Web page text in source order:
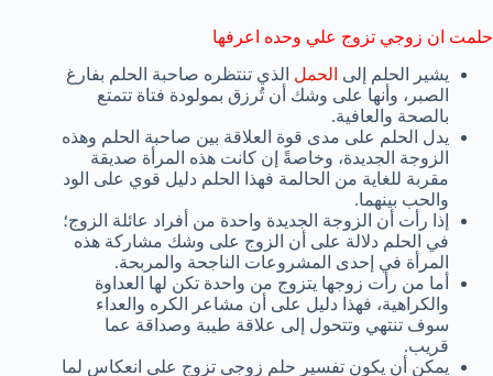
حلمت ان زوجي تزوج علي وحده اعرفها
يشير الحلم إلى الحمل الذي تنتظره صاحبة الحلم بفارغ
الصبر، وأنها على وشك أن تُرزق بمولودة فتاة تتمتع
بالصحة والعافية.
يدل الحلم على مدى قوة العلاقة بين صاحبة الحلم وهذه
الزوجة الجديدة، وخاصةً إن كانت هذه المرأة صديقة
مقربة للغاية من الحالمة فهذا الحلم دليل قوي على الود
والحب بينهما.
إذا رأت أن الزوجة الجديدة واحدة من أفراد عائلة الزوج؛
في الحلم دلالة على أن الزوج على وشك مشاركة هذه
المرأة في إحدى المشروعات الناجحة والمربحة.
أما من رأت زوجها يتزوج من واحدة تكن لها العداوة
والكراهية، فهذا دليل على أن مشاعر الكره والعداء
سوف تنتهي وتتحول إلى علاقة طيبة وصداقة عما
قريب.
يمكن أن يكون تفسير حلم زوجي تزوج علي انعكاس لما